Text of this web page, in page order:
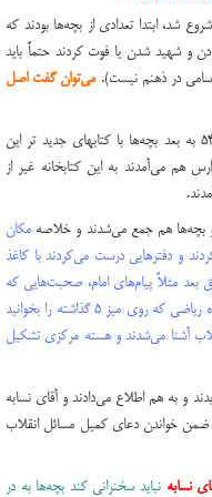
شد،‌ ابتدا تعدادي از بچه‌ها بودند که
و شهيد شدن يا فوت كردند حتماً بايد
در ذهنم نیست).مي‌توان گفت اصل
البته يادي بايد بكنيم از حاج مهدي رحيمي‌نژاد كتابخانه مهديه را ايشان راه‌اندازي كردند از اول، كه از سال ۵۴ به بعد بچه‌ها با کتابهای جدید تر این
هم مي‌آمدند به اين كتابخانه غير از
بچه‌ها هم جمع مي‌شدند و خلاصه مكان
و دفترهايي درست مي‌كردند با كاغذ
مثلاً پيام‌هاي امام، صحبت‌هايي كه
امام كرده بود نوشته شده بود و بچه‌هايي كه از دبيرستان مي‌آمدند آنها را راهنمايي مي‌كردند مثلاً مي‌گفتند جزوه رياضي كه روي ميز ۵ گذاشته را بخوانيد
آشنا مي‌شدند و هسته مركزي تشكيل
و به هم اطلاع مي‌دادند و آقاي نسابه
ضمن خواندن دعاي كميل مسائل انقلاب
نسابه نبايد سخنراني كند بچه‌ها به در